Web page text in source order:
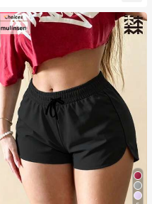
หญิงและเด็กผู้หญิง เหมาะสำหรับฤดูใบ
ไม้ร่วงและฤดูหนาว